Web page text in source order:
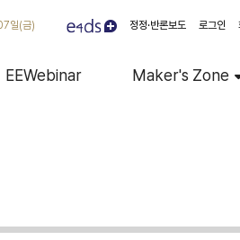
일(금) 정정·반론보도 로그인
EEWebinar Maker's Zone